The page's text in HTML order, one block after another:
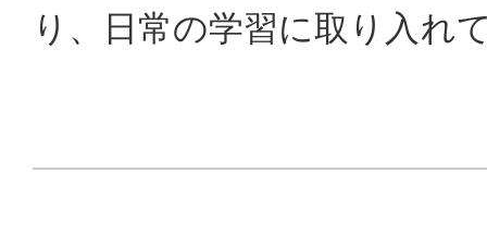
り、日常の学習に取り入れ